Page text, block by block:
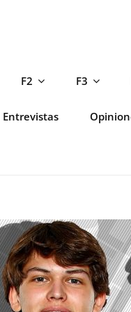
F2 F3
Entrevistas